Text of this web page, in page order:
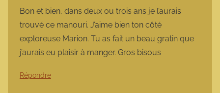
Bon et bien, dans deux ou trois ans je l’aurais
trouvé ce manouri. J’aime bien ton côté
exploreuse Marion. Tu as fait un beau gratin que
j’aurais eu plaisir à manger. Gros bisous
Répondre